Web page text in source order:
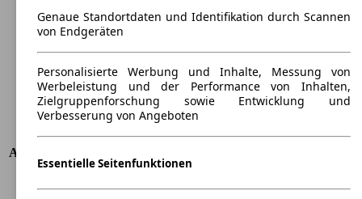
Höhe
1834 mm
Breite
Max. Zuladung
Türen
4
Sitze
5
Dachlast
-
Anhängelast (ungebremst)
Anhängelast (gebremst)
3200 kg
Kofferraumvolumen
-
Genaue Standortdaten und Identifikation durch Scannen
von Endgeräten
Personalisierte Werbung und Inhalte, Messung von
Werbeleistung und der Performance von Inhalten,
Zielgruppenforschung sowie Entwicklung und
Verbesserung von Angeboten
Essentielle Seitenfunktionen